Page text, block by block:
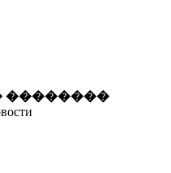
��������